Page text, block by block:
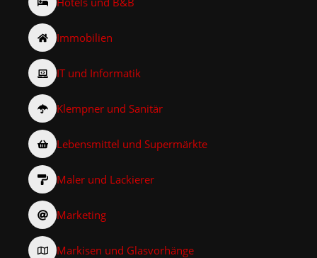
Immobilien
IT und Informatik
Klempner und Sanitär
Lebensmittel und Supermärkte
Maler und Lackierer
Marketing
Markisen und Glasvorhänge